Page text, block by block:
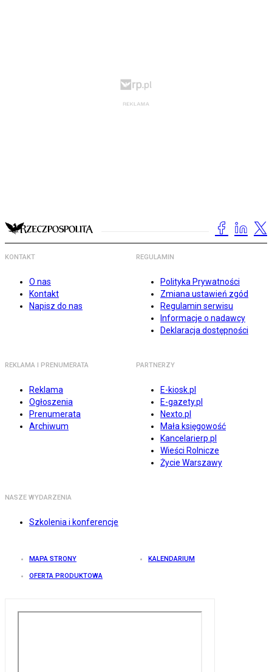
KONTAKT
O nas
Kontakt
Napisz do nas
REGULAMIN
Polityka Prywatności
Zmiana ustawień zgód
Regulamin serwisu
Informacje o nadawcy
Deklaracja dostępności
REKLAMA I PRENUMERATA
Reklama
Ogłoszenia
Prenumerata
Archiwum
PARTNERZY
E-kiosk.pl
E-gazety.pl
Nexto.pl
Mała księgowość
Kancelarierp.pl
Wieści Rolnicze
Życie Warszawy
NASZE WYDARZENIA
Szkolenia i konferencje
MAPA STRONY KALENDARIUM
OFERTA PRODUKTOWA